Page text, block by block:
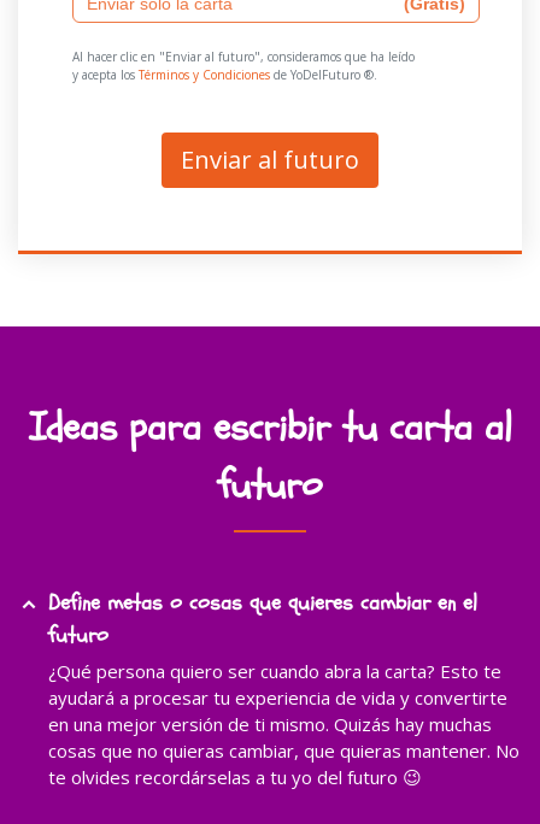
Al hacer clic en "Enviar al futuro", consideramos que ha leído
y acepta losTérminos y Condiciones de YoDelFuturo ®️.
Enviar al futuro
Ideas para escribir tu carta al
futuro
Define metas o cosas que quieres cambiar en el
futuro
¿Qué persona quiero ser cuando abra la carta? Esto te
ayudará a procesar tu experiencia de vida y convertirte
en una mejor versión de ti mismo. Quizás hay muchas
cosas que no quieras cambiar, que quieras mantener. No
te olvides recordárselas a tu yo del futuro 😉